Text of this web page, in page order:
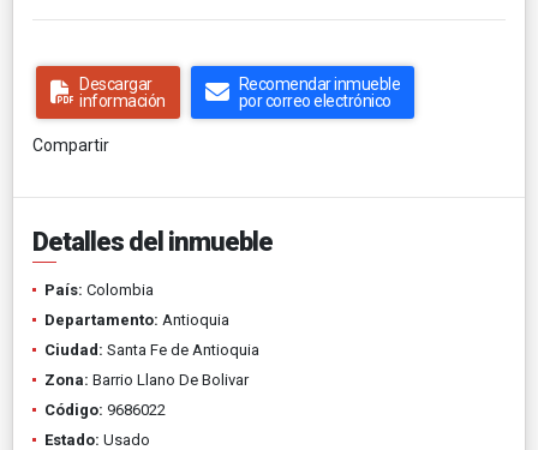
Descargar
información
Recomendar inmueble
por correo electrónico
Compartir
Detalles del inmueble
País: Colombia
Departamento: Antioquia
Ciudad: Santa Fe de Antioquia
Zona: Barrio Llano De Bolivar
Código: 9686022
Estado: Usado